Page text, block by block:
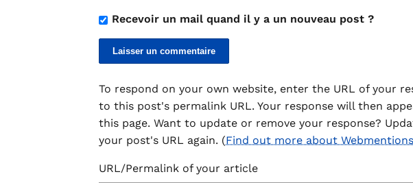
Recevoir un mail quand il y a un nouveau post ?
To respond on your own website, enter the URL of your
to this post's permalink URL. Your response will then
this page. Want to update or remove your response?
your post's URL again. (Find out more about
URL/Permalink of your article